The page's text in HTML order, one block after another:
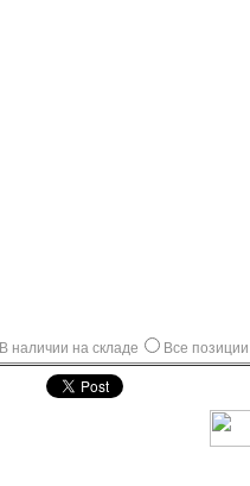
В наличии на складе Все позиции